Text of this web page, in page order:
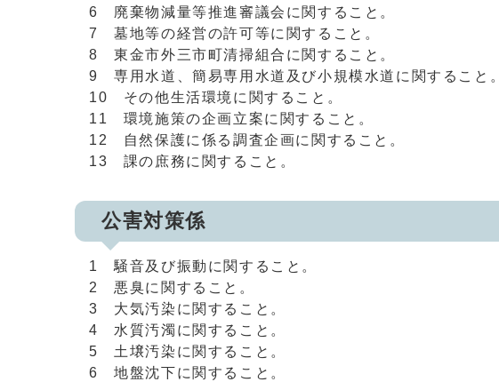
6 廃棄物減量等推進審議会に関すること。
7 墓地等の経営の許可等に関すること。
8 東金市外三市町清掃組合に関すること。
9 専用水道、簡易専用水道及び小規模水道に関すること。
10 その他生活環境に関すること。
11 環境施策の企画立案に関すること。
12 自然保護に係る調査企画に関すること。
13 課の庶務に関すること。
公害対策係
1 騒音及び振動に関すること。
2 悪臭に関すること。
3 大気汚染に関すること。
4 水質汚濁に関すること。
5 土壌汚染に関すること。
6 地盤沈下に関すること。